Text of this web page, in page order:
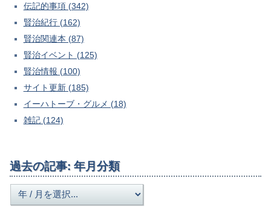
伝記的事項 (342)
賢治紀行 (162)
賢治関連本 (87)
賢治イベント (125)
賢治情報 (100)
サイト更新 (185)
イーハトーブ・グルメ (18)
雑記 (124)
過去の記事: 年月分類